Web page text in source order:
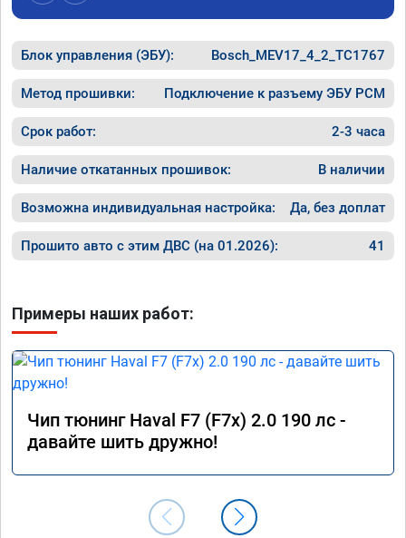
Блок управления (ЭБУ): Bosch_MEV17_4_2_TC1767
Метод прошивки: Подключение к разъему ЭБУ PCM
Срок работ: 2-3 часа
Наличие откатанных прошивок: В наличии
Возможна индивидуальная настройка: Да, без доплат
Прошито авто с этим ДВС (на 01.2026): 41
Примеры наших работ:
Чип тюнинг Haval F7 (F7x) 2.0 190 лс -
давайте шить дружно!